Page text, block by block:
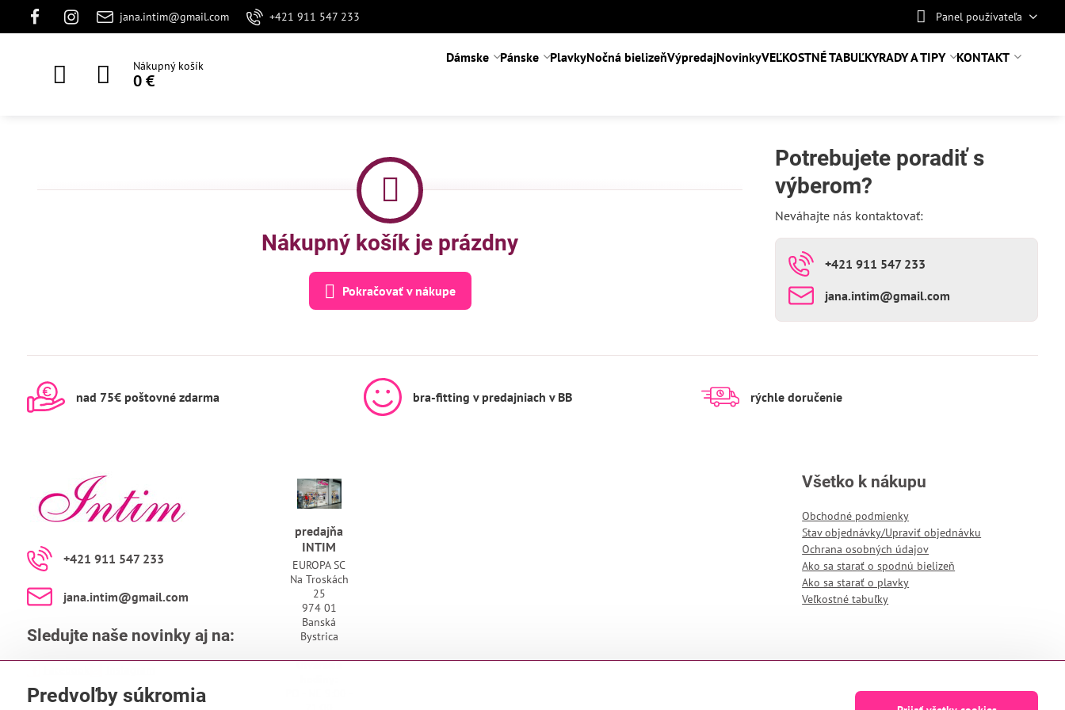
jana.intim@gmail.com +421 911 547 233 Panel používateľa
Nákupný košík
0 €
Dámske Pánske PlavkyNočná bielizeňVýpredajNovinkyVEĽKOSTNÉ TABUĽKYRADY A TIPY KONTAKT
Nákupný košík je prázdny
Pokračovať v nákupe
Potrebujete poradiť s
výberom?
Neváhajte nás kontaktovať:
+421 911 547 233
jana​.intim​@gmail​.com
nad 75€ poštovné zdarma bra-fitting v predajniach v BB rýchle doručenie
+421 911 547 233
jana​.intim​@gmail​.com
Sledujte naše novinky aj na:
predajňa
INTIM
EUROPA SC
Na Troskách
25
974 01
Banská
Bystrica
Otváracie
Všetko k nákupu
Obchodné podmienky
Stav objednávky/Upraviť objednávku
Ochrana osobných údajov
Ako sa starať o spodnú bielizeň
Ako sa starať o plavky
Veľkostné tabuľky
Predvoľby súkromia